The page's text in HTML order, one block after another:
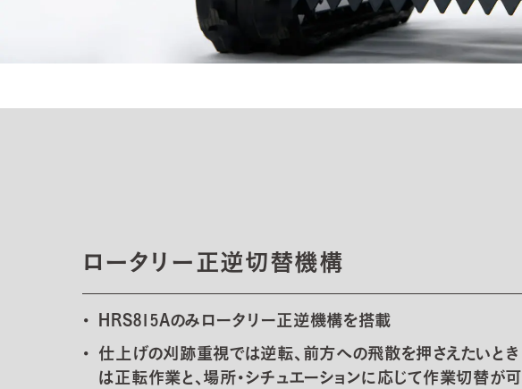
ロータリー正逆切替機構
HRS815Aのみロータリー正逆機構を搭載
仕上げの刈跡重視では逆転、前方への飛散を押さえたいとき
は正転作業と、場所・シチュエーションに応じて作業切替が可